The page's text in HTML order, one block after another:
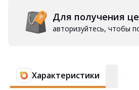
Для получения
авторизуйтесь, чтобы
Характеристики